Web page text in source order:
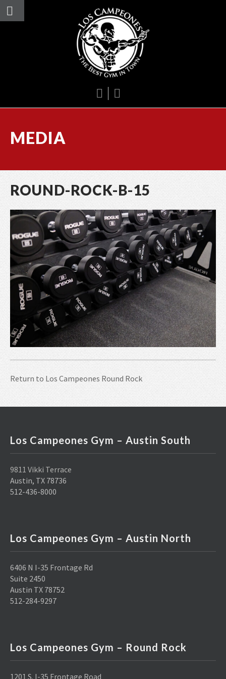
MEDIA
ROUND-ROCK-B-15
Return to Los Campeones Round Rock
Los Campeones Gym – Austin South
9811 Vikki Terrace
Austin, TX 78736
512-436-8000
Los Campeones Gym – Austin North
6406 N I-35 Frontage Rd
Suite 2450
Austin TX 78752
512-284-9297
Los Campeones Gym – Round Rock
1201 S. I-35 Frontage Road